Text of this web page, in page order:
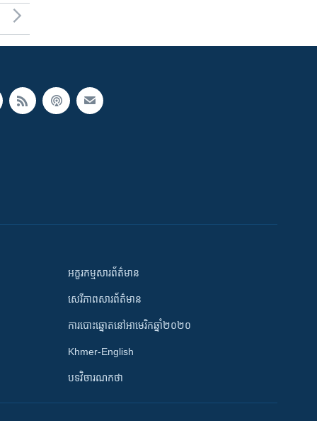
អក្ខរកម្មសារព័ត៌មាន
សេរីភាពសារព័ត៌មាន
ការបោះឆ្នោតនៅអាមេរិកឆ្នាំ២០២០
Khmer-English
បទវិចារណកថា